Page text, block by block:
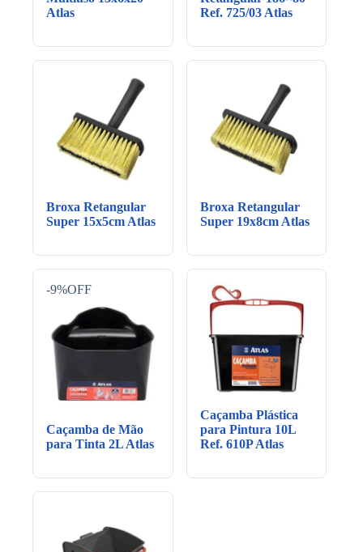
Atlas
Ref. 725/03 Atlas
Broxa Retangular
Super 15x5cm Atlas
Broxa Retangular
Super 19x8cm Atlas
-9%OFF
Caçamba de Mão
para Tinta 2L Atlas
Caçamba Plástica
para Pintura 10L
Ref. 610P Atlas